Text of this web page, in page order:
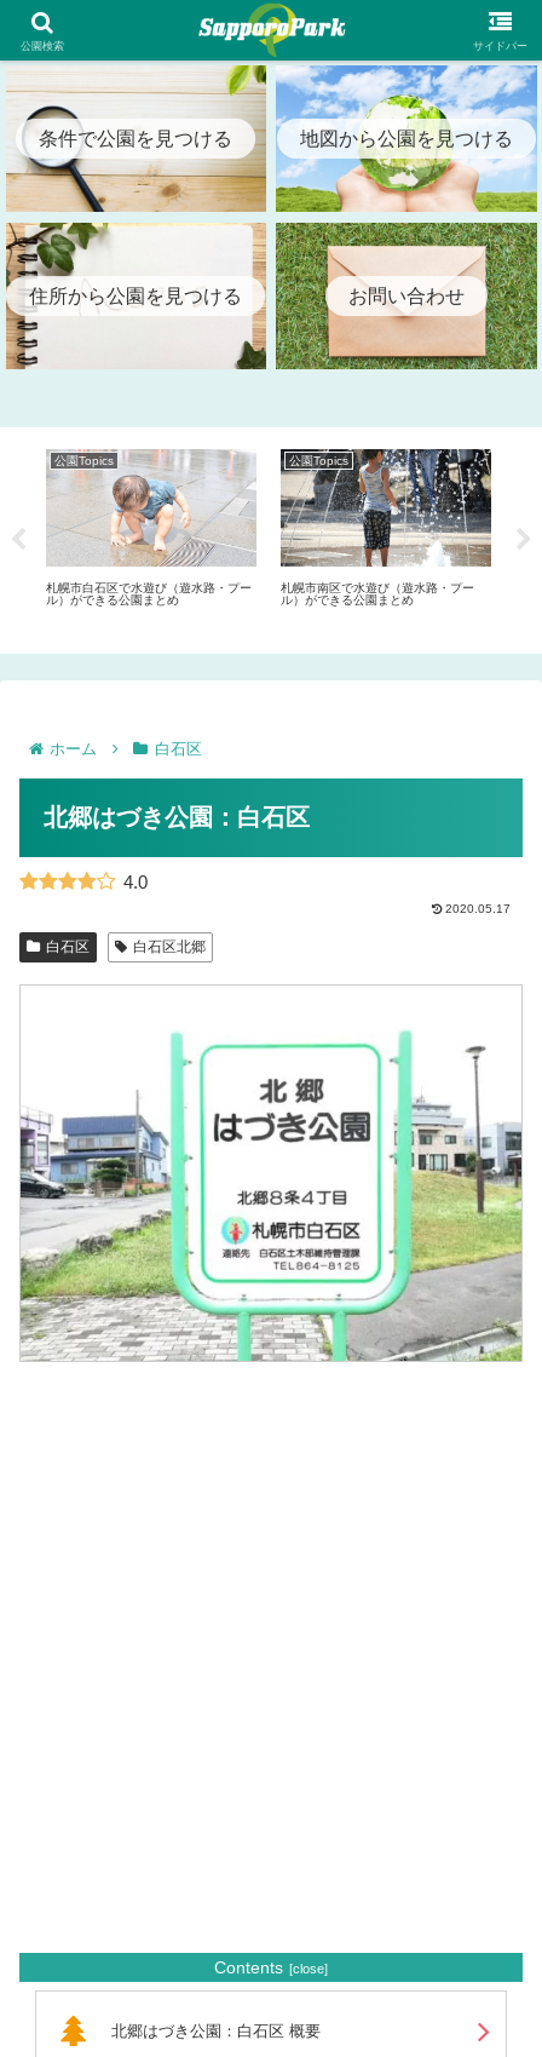
札幌市内の全公園情報を検索出来る札幌パーク（SapporoPark）
条件で公園を見つける 地図から公園を見つける
住所から公園を見つける お問い合わせ
公園Topics
札幌市白石区で水遊び（遊水路・プー
ル）ができる公園まとめ
公園Topics
札幌市南区で水遊び（遊水路・プー
ル）ができる公園まとめ
ホーム 白石区
北郷はづき公園：白石区
4.0
2020.05.17
白石区 白石区北郷
Contents
北郷はづき公園：白石区 概要
公園検索 サイドバー